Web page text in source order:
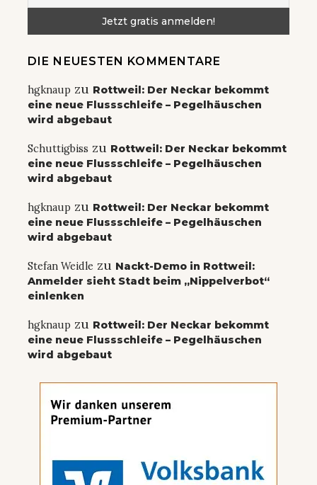
DIE NEUESTEN KOMMENTARE
hgknaup zu Rottweil: Der Neckar bekommt
eine neue Flussschleife – Pegelhäuschen
wird abgebaut
Schuttigbiss zu Rottweil: Der Neckar bekommt
eine neue Flussschleife – Pegelhäuschen
wird abgebaut
hgknaup zu Rottweil: Der Neckar bekommt
eine neue Flussschleife – Pegelhäuschen
wird abgebaut
Stefan Weidle zu Nackt-Demo in Rottweil:
Anmelder sieht Stadt beim „Nippelverbot“
einlenken
hgknaup zu Rottweil: Der Neckar bekommt
eine neue Flussschleife – Pegelhäuschen
wird abgebaut